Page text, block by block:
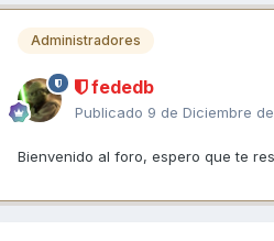
Administradores
fededb
Publicado 9 de Diciembre
Bienvenido al foro, espero que te